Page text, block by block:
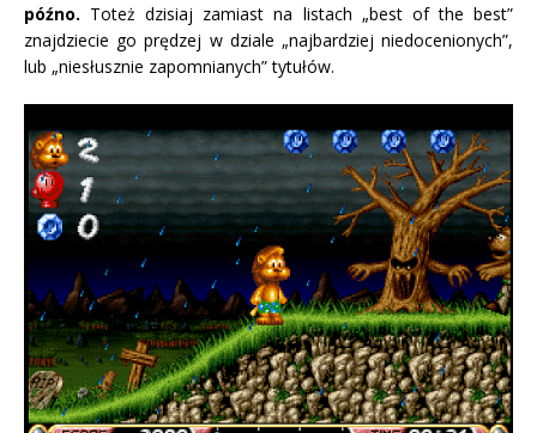
późno. Toteż dzisiaj zamiast na listach „best of the best”
znajdziecie go prędzej w dziale „najbardziej niedocenionych”,
lub „niesłusznie zapomnianych” tytułów.